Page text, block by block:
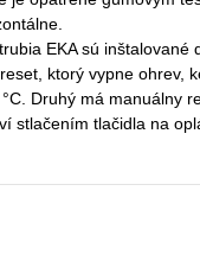
EKA sú inštalované
ktorý vypne ohrev,
Druhý má manuálny
stlačením tlačidla na